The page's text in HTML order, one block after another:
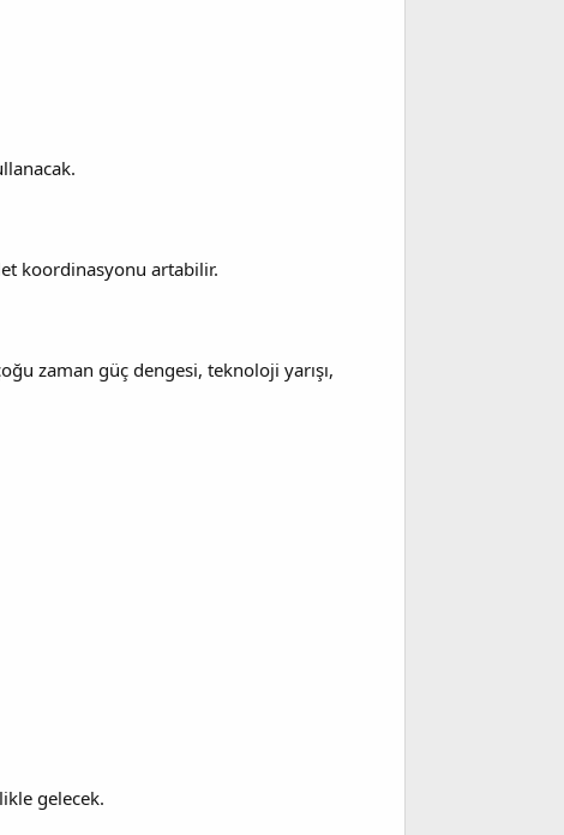
koordinasyonu artabilir.
zaman güç dengesi, teknoloji yarışı,
gelecek.